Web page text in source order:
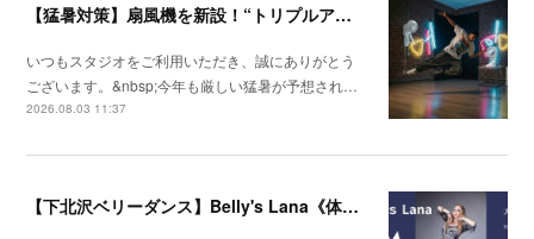
【猛暑対策】扇風機を新設！“トリプルアクセル級”の快適レッスン空間へ
いつもスタジオをご利用いただき、誠にありがとう
ございます。&nbsp;今年も厳しい猛暑が予想され…
2026.08.03 11:37
【下北沢ベリーダンス】Belly's Lana《体験レッスン受付中》